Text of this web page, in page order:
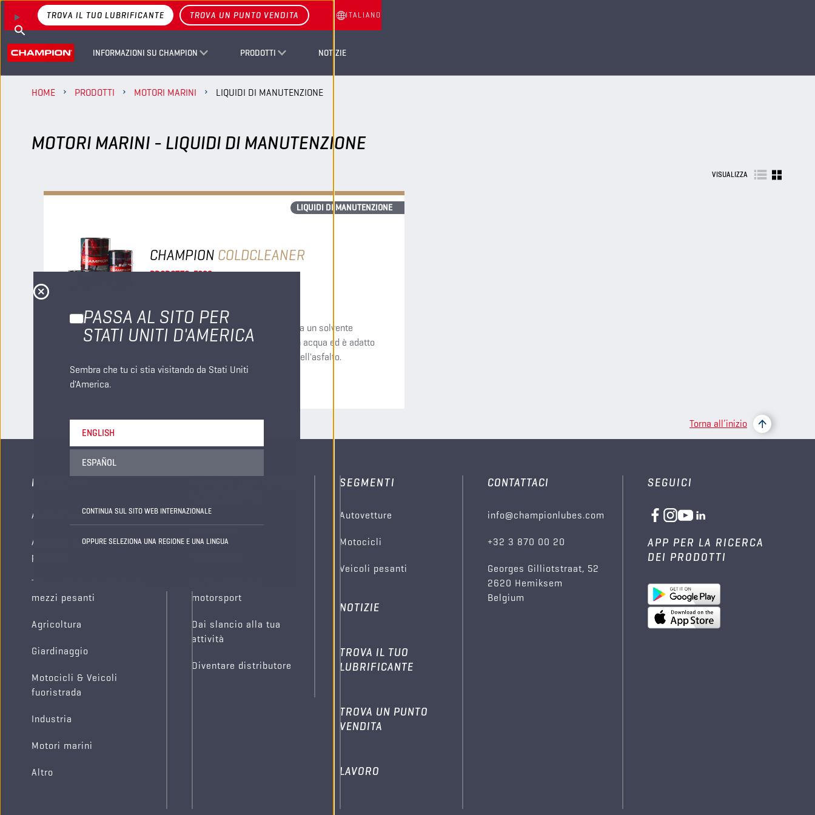
PASSA AL SITO PER
STATI UNITI D'AMERICA
Sembra che tu ci stia visitando da Stati Uniti
d'America.
ENGLISH
ESPAÑOL
CONTINUA SUL SITO WEB INTERNAZIONALE
OPPURE SELEZIONA UNA REGIONE E UNA LINGUA
INFORMAZIONI SU CHAMPION PRODOTTI NOTIZIE
TROVA IL TUO LUBRIFICANTE TROVA UN PUNTO VENDITA ITALIANO
HOME PRODOTTI MOTORI MARINI LIQUIDI DI MANUTENZIONE
MOTORI MARINI - LIQUIDI DI MANUTENZIONE
VISUALIZZA
LIQUIDI DI MANUTENZIONE
CHAMPION COLDCLEANER
PRODOTTO:5002
Si tratta di un solvente e un prodotto detergente composto da un solvente
alifatico, emulsionanti e tensioattivi. Si può emulsionare con acqua ed è adatto
per la rimozione di inquinanti oleosi, grassi e contaminanti dell'asfalto.
Visualizza
1Risultati Torna all’inizio
PRODOTTI
Autovetture
Autobus e automezzi
pesanti
Trasporto fuori strada di
mezzi pesanti
Agricoltura
Giardinaggio
Motocicli & Veicoli
fuoristrada
Industria
Motori marini
Altro
motorsport
Dai slancio alla tua
attività
Diventare distributore
SEGMENTI
Autovetture
Motocicli
Veicoli pesanti
NOTIZIE
TROVA IL TUO
LUBRIFICANTE
TROVA UN PUNTO
VENDITA
LAVORO
CONTATTACI
info@championlubes.com
+32 3 870 00 20
Georges Gilliotstraat, 52
2620 Hemiksem
Belgium
SEGUICI
APP PER LA RICERCA
DEI PRODOTTI